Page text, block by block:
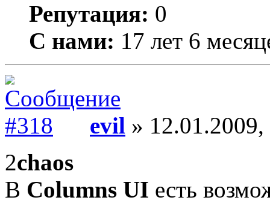
Репутация: 0
С нами: 17 лет 6
evil »
2chaos
В Columns UI есть